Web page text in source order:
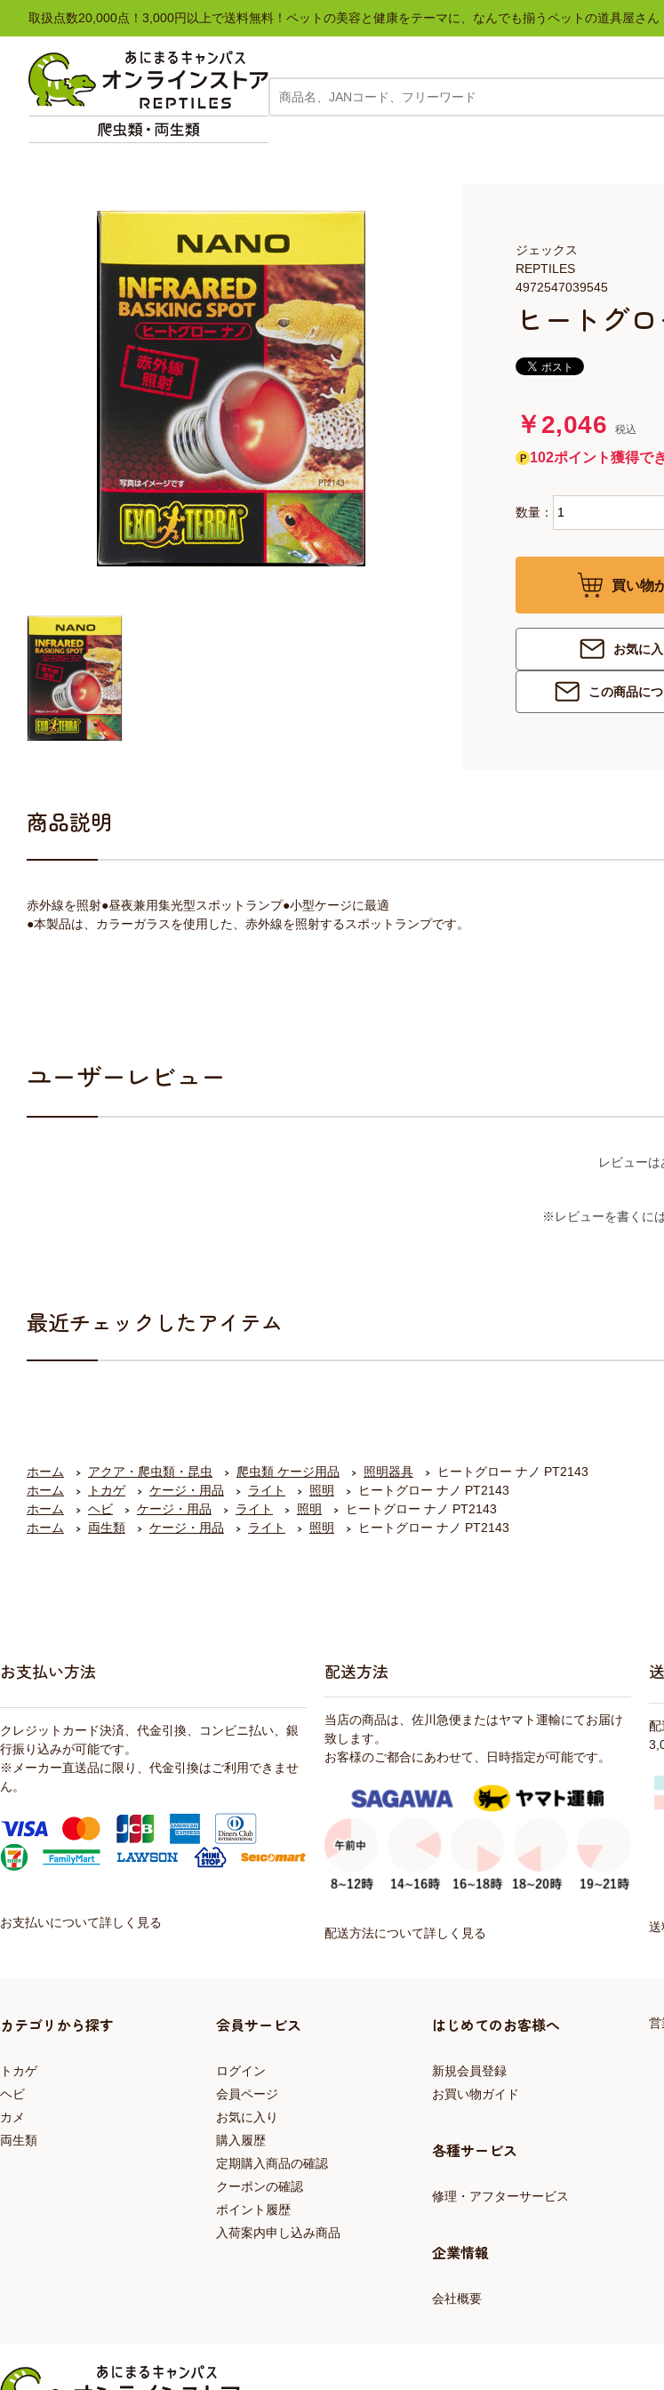
取扱点数20,000点！3,000円以上で送料無料！ペットの美容と健康をテーマに、なんでも揃うペットの道具屋さん
ヒートグ
4972547039545
REPTILES
ジェックス
￥2,046 税込
102ポイント獲得で
数量：
買い物
お気に
この商品に
商品説明
赤外線を照射●昼夜兼用集光型スポットランプ●小型ケージに最適
●本製品は、カラーガラスを使用した、赤外線を照射するスポットランプです。
ユーザーレビュー
レビューは
※レビューを書くに
最近チェックしたアイテム
ホーム アクア・爬虫類・昆虫 爬虫類 ケージ用品 照明器具
ヒートグロー ナノ PT2143
ホーム
トカゲ ケージ・用品 ライト 照明
ヒートグロー ナノ PT2143
ホーム
ヘビ ケージ・用品 ライト 照明
ヒートグロー ナノ PT2143
ホーム
両生類 ケージ・用品 ライト 照明 ヒートグロー ナノ PT2143
お支払い方法
クレジットカード決済、代金引換、コンビニ払い、銀
行振り込みが可能です。
※メーカー直送品に限り、代金引換はご利用できませ
ん。
お支払いについて詳しく見る
配送方法
当店の商品は、佐川急便またはヤマト運輸にてお届け
致します。
お客様のご都合にあわせて、日時指定が可能です。
配送方法について詳しく見る
配
送
カテゴリから探す
トカゲ
ヘビ
カメ
両生類
会員サービス
ログイン
会員ページ
お気に入り
購入履歴
定期購入商品の確認
クーポンの確認
ポイント履歴
入荷案内申し込み商品
はじめてのお客様へ
新規会員登録
お買い物ガイド
各種サービス
修理・アフターサービス
企業情報
会社概要
営